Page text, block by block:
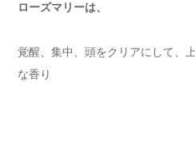
ローズマリーは、
覚醒、集中、頭をクリアにして、
な香り